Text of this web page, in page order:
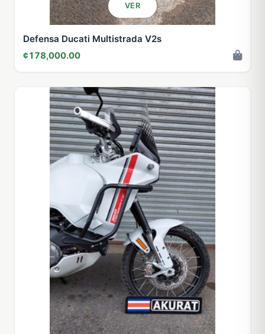
VER
Defensa Ducati Multistrada V2s
¢178,000.00